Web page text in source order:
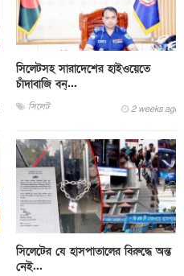
সিলেটসহ সারাদেশের হাইওয়েতে
চাঁদাবাজি বন্...
সিলেট 2 weeks ago
সিলেটের যে হাসপাতালের বিরুদ্ধে অন্ত
নেই...